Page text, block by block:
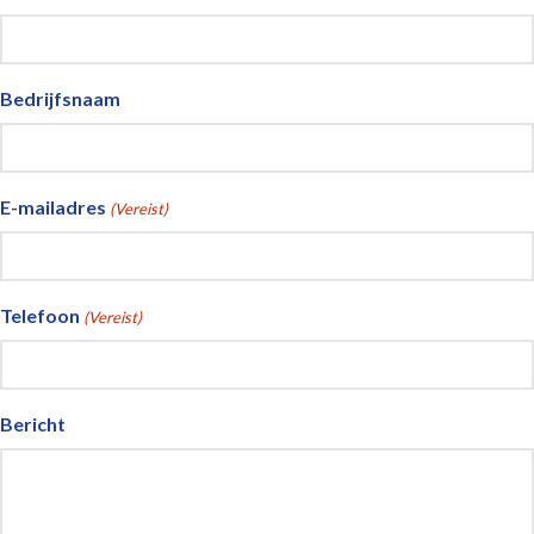
Bedrijfsnaam
E-mailadres (Vereist)
Telefoon (Vereist)
Bericht